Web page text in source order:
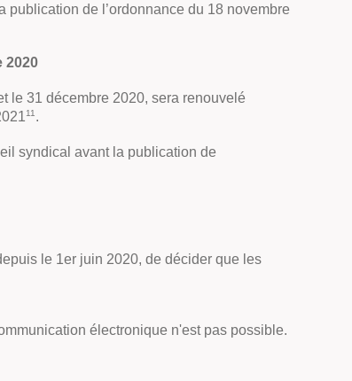
de l’ordonnance du 18 novembre
2020
le 31 décembre 2020, sera renouvelé
11 .
syndical avant la publication de
le 1er juin 2020, de décider que les
électronique n'est pas possible.